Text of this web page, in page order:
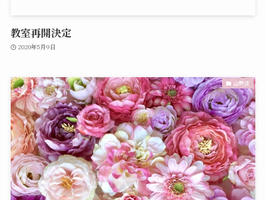
教室再開決定
2020年5月9日
山野流